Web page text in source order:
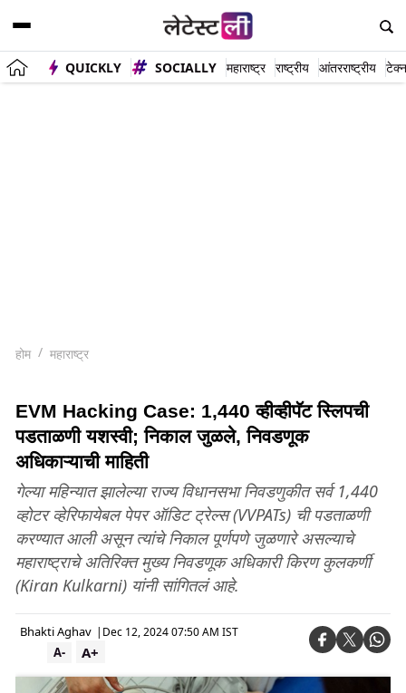
QUICKLY SOCIALLY महाराष्ट्र राष्ट्रीय आंतरराष्ट्रीय
होम महाराष्ट्र
EVM Hacking Case: 1,440 व्हीव्हीपॅट स्लिपची
पडताळणी यशस्वी; निकाल जुळले, निवडणूक
अधिकाऱ्याची माहिती
गेल्या महिन्यात झालेल्या राज्य विधानसभा निवडणुकीत सर्व 1,440
व्होटर व्हेरिफायेबल पेपर ऑडिट ट्रेल्स (VVPATs) ची पडताळणी
करण्यात आली असून त्यांचे निकाल पूर्णपणे जुळणारे असल्याचे
महाराष्ट्राचे अतिरिक्त मुख्य निवडणूक अधिकारी किरण कुलकर्णी
(Kiran Kulkarni) यांनी सांगितलं आहे.
Bhakti Aghav | Dec 12, 2024 07:50 AM IST
A+
A-